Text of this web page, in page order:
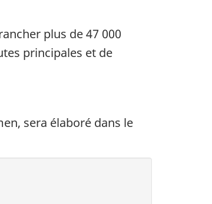
plus de 47 000
principales et de
sera élaboré dans le